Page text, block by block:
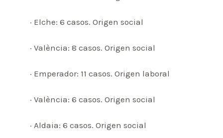
· Elche: 6 casos. Origen social
· València: 8 casos. Origen social
· Emperador: 11 casos. Origen laboral
· València: 6 casos. Origen social
· Aldaia: 6 casos. Origen social